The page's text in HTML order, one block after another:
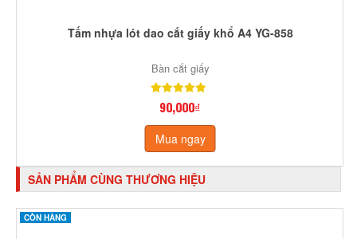
Tấm nhựa lót dao cắt giấy khổ A4 YG-858
Bàn cắt giấy
90,000₫
Mua ngay
SẢN PHẨM CÙNG THƯƠNG HIỆU
CÒN HÀNG